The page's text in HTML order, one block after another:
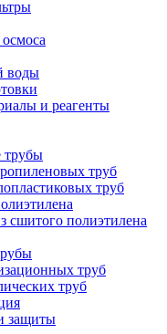
воды
и реагенты
трубы
труб
труб
сшитого полиэтилена
труб
труб
защиты